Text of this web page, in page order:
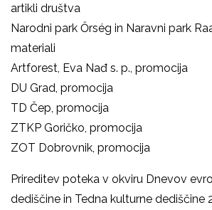
artikli društva
Narodni park Őrség in Naravni park
materiali
Artforest, Eva Nađ s. p., promocija
DU Grad, promocija
TD Čep, promocija
ZTKP Goričko, promocija
ZOT Dobrovnik, promocija
Prireditev poteka v okviru Dnevov
dediščine in Tedna kulturne dediščine